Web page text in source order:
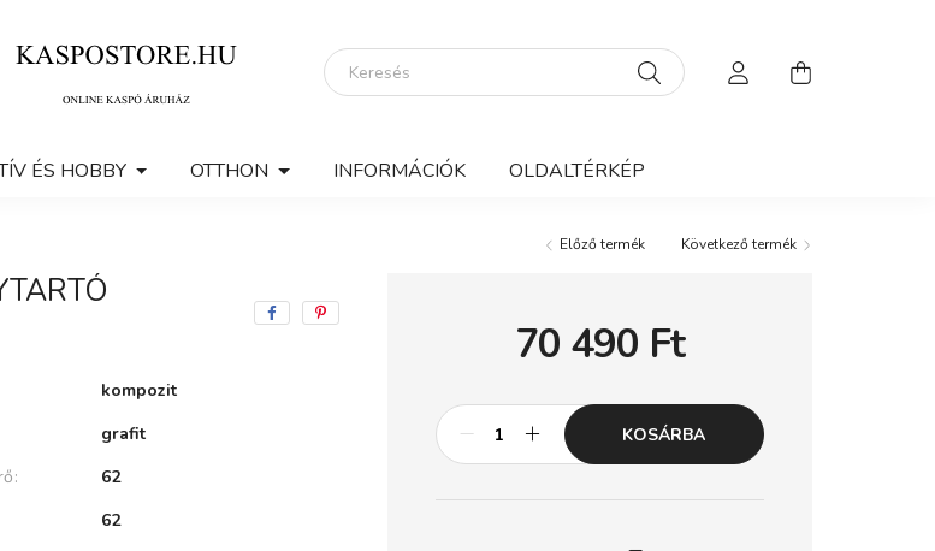
ÉS HOBBY OTTHON INFORMÁCIÓK OLDALTÉRKÉP
Előző termék Következő termék
kompozit
grafit
62
62
70 490 Ft
KOSÁRBA